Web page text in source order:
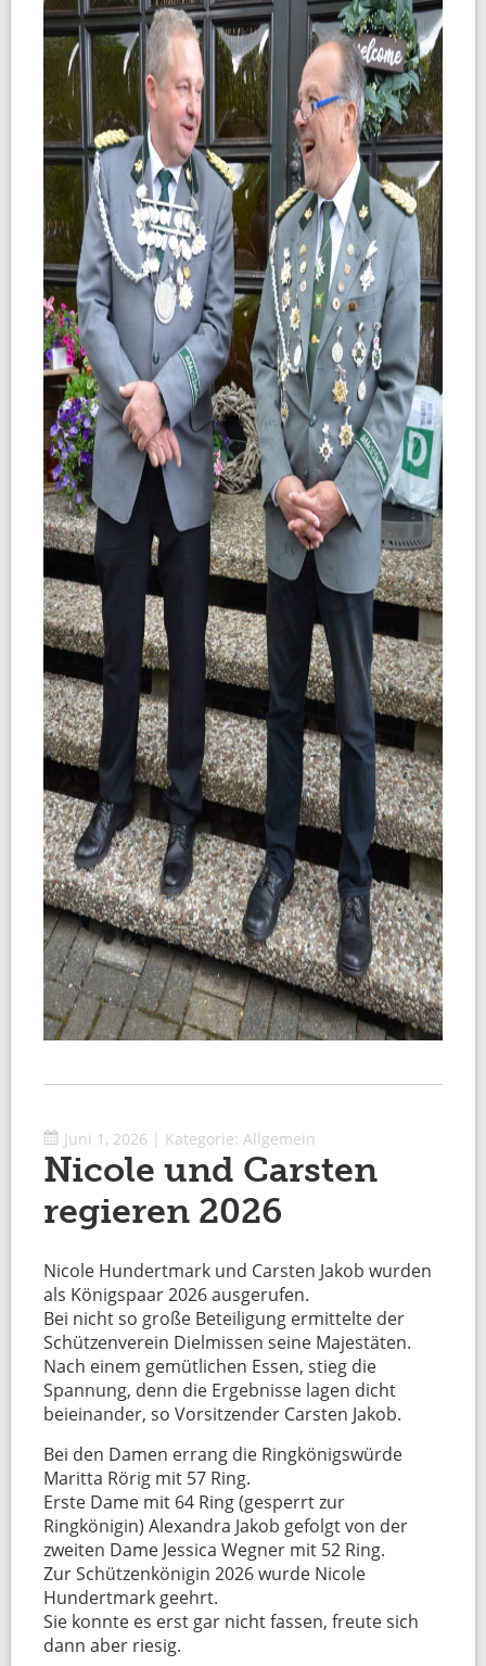
Juni 1, 2026 | Kategorie:Allgemein
Nicole und Carsten
regieren 2026
Nicole Hundertmark und Carsten Jakob wurden
als Königspaar 2026 ausgerufen.
Bei nicht so große Beteiligung ermittelte der
Schützenverein Dielmissen seine Majestäten.
Nach einem gemütlichen Essen, stieg die
Spannung, denn die Ergebnisse lagen dicht
beieinander, so Vorsitzender Carsten Jakob.
Bei den Damen errang die Ringkönigswürde
Maritta Rörig mit 57 Ring.
Erste Dame mit 64 Ring (gesperrt zur
Ringkönigin) Alexandra Jakob gefolgt von der
zweiten Dame Jessica Wegner mit 52 Ring.
Zur Schützenkönigin 2026 wurde Nicole
Hundertmark geehrt.
Sie konnte es erst gar nicht fassen, freute sich
dann aber riesig.